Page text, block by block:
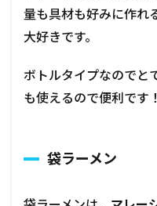
量も具材も好みに作れ
大好きです。
ボトルタイプなのでと
も使えるので便利です！
袋ラーメン